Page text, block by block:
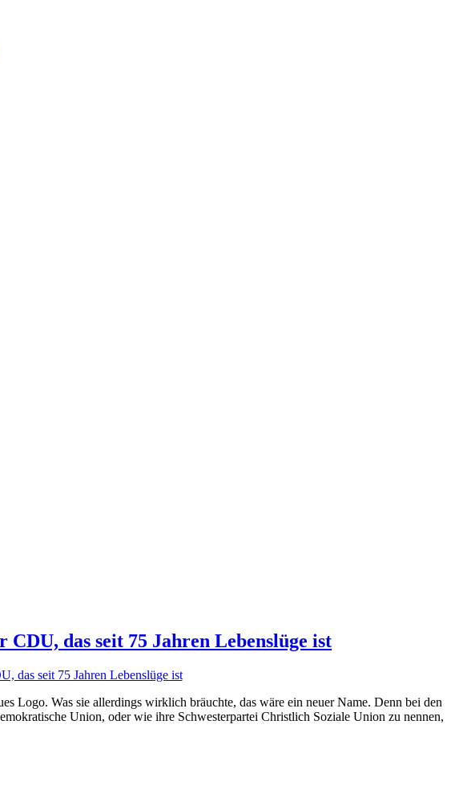
CDU, das seit 75 Jahren Lebenslüge ist
Was sie allerdings wirklich bräuchte, das wäre ein neuer Name. Denn bei den
Union, oder wie ihre Schwesterpartei Christlich Soziale Union zu nennen,